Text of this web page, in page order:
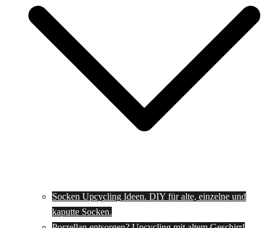
Socken Upcycling Ideen. DIY für alte, einzelne und
kaputte Socken.